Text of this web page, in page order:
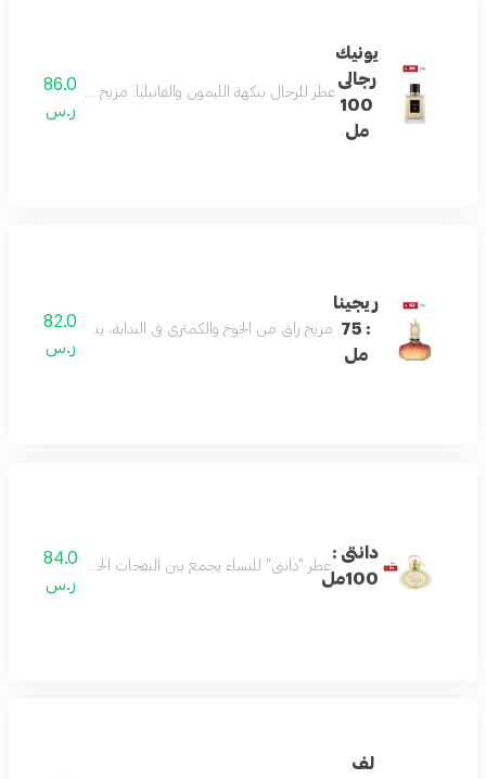
يونيك
رجالى
100
مل
عطر للرجال بنكهة الليمون والفانيليا: مزيج أنيق من
86.0
ر.س
ريجينا
: 75
مل
مزيج راقٍ من الخوخ والكمثرى في البداية، يتناغم مع قلب من
82.0
ر.س
دانتى :
100مل
عطر "دانتي" للنساء يجمع بين النفحات الحلوة والعميقة
84.0
ر.س
لف